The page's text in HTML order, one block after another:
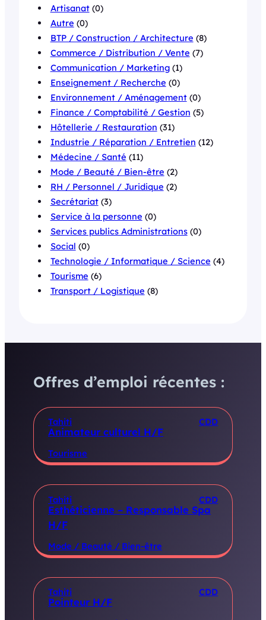
Artisanat(0)
Autre (0)
BTP / Construction / Architecture (8)
Commerce / Distribution / Vente (7)
Communication / Marketing(1)
Enseignement / Recherche (0)
Environnement / Aménagement(0)
Finance / Comptabilité / Gestion (5)
Hôtellerie / Restauration (31)
Industrie / Réparation / Entretien (12)
Médecine / Santé (11)
Mode / Beauté / Bien-être (2)
RH / Personnel / Juridique (2)
Secrétariat(3)
Service à la personne (0)
Services publics Administrations(0)
Social (0)
Technologie / Informatique / Science (4)
Tourisme (6)
Transport / Logistique (8)
Offres d’emploi récentes :
Tahiti CDD
Animateur culturel H/F
Tourisme
Tahiti CDD
Esthéticienne – Responsable Spa
H/F
Mode / Beauté / Bien-être
Tahiti CDD
Pointeur H/F